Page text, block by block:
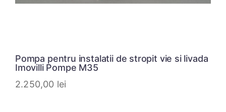
Pompa pentru instalatii de stropit vie si livada
Imovilli Pompe M35
2.250,00 lei